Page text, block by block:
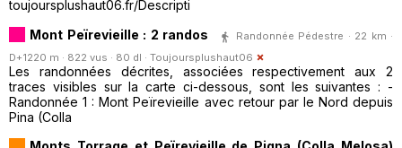
toujoursplushaut06.fr/Descripti
Mont Peïrevieille : 2 randos
Randonnée Pédestre · 22 km ·
D+1220 m · 822 vus · 80 dl · Toujoursplushaut06
Les randonnées décrites, associées respectivement aux 2
traces visibles sur la carte ci-dessous, sont les suivantes : -
Randonnée 1 : Mont Peïrevieille avec retour par le Nord depuis
Pina (Colla